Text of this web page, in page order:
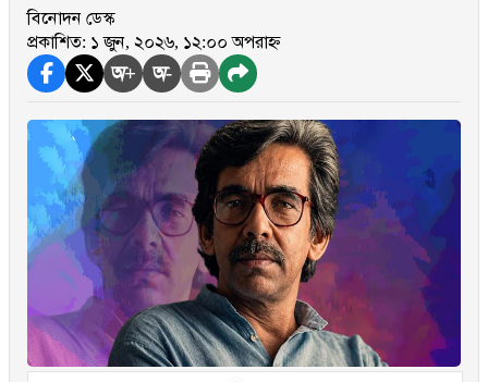
বিনোদন ডেস্ক
প্রকাশিত: ১ জুন, ২০২৬, ১২:০০ অপরাহ্ন
অ+ অ-